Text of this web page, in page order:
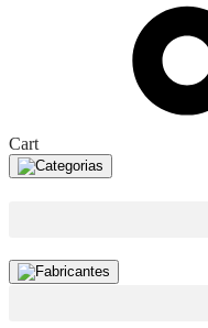
Cart
Categorias
Fabricantes